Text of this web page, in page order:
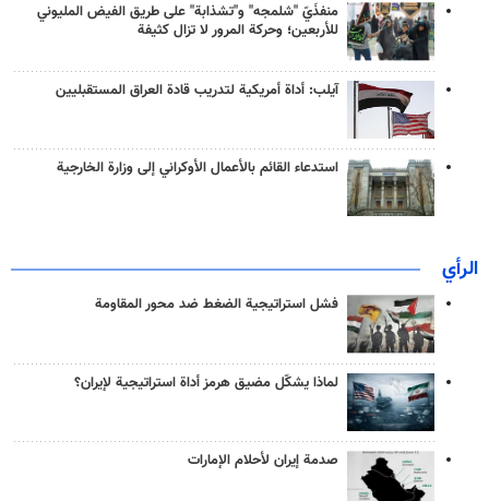
منفذَيّ "شلمجه" و"تشذابة" على طريق الفيض المليوني
للأربعين؛ وحركة المرور لا تزال كثيفة
آيلب: أداة أمريكية لتدريب قادة العراق المستقبليين
استدعاء القائم بالأعمال الأوكراني إلى وزارة الخارجية
الرأي
فشل استراتيجية الضغط ضد محور المقاومة
لماذا يشكّل مضيق هرمز أداة استراتيجية لإيران؟
صدمة إيران لأحلام الإمارات